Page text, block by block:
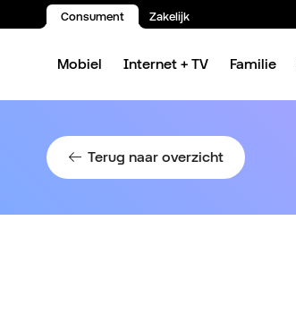
Consument Zakelijk
Mobiel Internet + TV Familie
Terug naar overzicht